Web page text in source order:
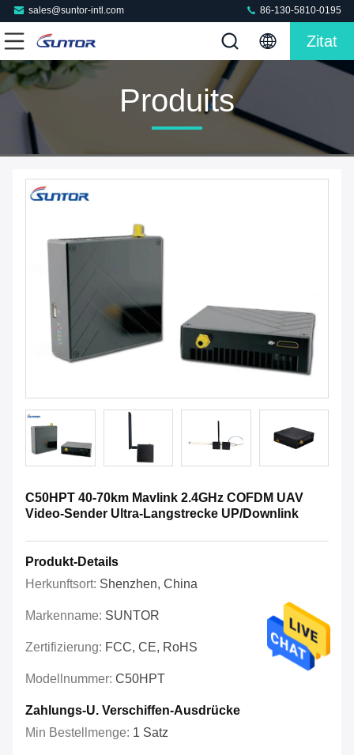
sales@suntor-intl.com 86-130-5810-0195
Zitat
Produits
C50HPT 40-70km Mavlink 2.4GHz COFDM UAV
Video-Sender Ultra-Langstrecke UP/Downlink
Produkt-Details
Herkunftsort: Shenzhen, China
Markenname: SUNTOR
Zertifizierung: FCC, CE, RoHS
Modellnummer: C50HPT
Zahlungs-U. Verschiffen-Ausdrücke
Min Bestellmenge: 1 Satz